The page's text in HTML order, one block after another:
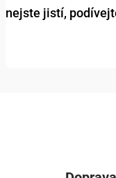
nejste jistí,